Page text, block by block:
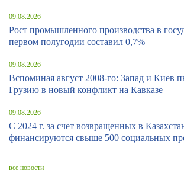
09.08.2026
Рост промышленного производства в
первом полугодии составил 0,7%
09.08.2026
Вспоминая август 2008-го: Запад и Киев
Грузию в новый конфликт на Кавказе
09.08.2026
С 2024 г. за счет возвращенных в
финансируются свыше 500 социальных
все новости